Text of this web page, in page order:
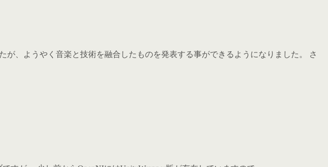
、ようやく音楽と技術を融合したものを発表する事ができるようになりました。 さ